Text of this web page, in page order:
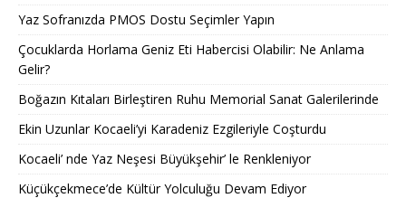
Yaz Sofranızda PMOS Dostu Seçimler Yapın
Çocuklarda Horlama Geniz Eti Habercisi Olabilir: Ne Anlama
Gelir?
Boğazın Kıtaları Birleştiren Ruhu Memorial Sanat Galerilerinde
Ekin Uzunlar Kocaeli’yi Karadeniz Ezgileriyle Coşturdu
Kocaeli’ nde Yaz Neşesi Büyükşehir’ le Renkleniyor
Küçükçekmece’de Kültür Yolculuğu Devam Ediyor